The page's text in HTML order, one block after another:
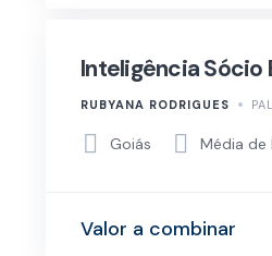
Inteligência Sócio
RUBYANA RODRIGUES
Goiás Média de
Valor a combinar